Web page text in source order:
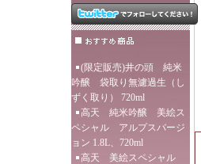
(限定販売)井の頭 純米
吟醸 袋取り無濾過生（し
ずく取り） 720ml
高天 純米吟醸 美絵ス
ペシャル アルプスバージ
ョン 1.8L、720ml
高天 美絵スペシャル